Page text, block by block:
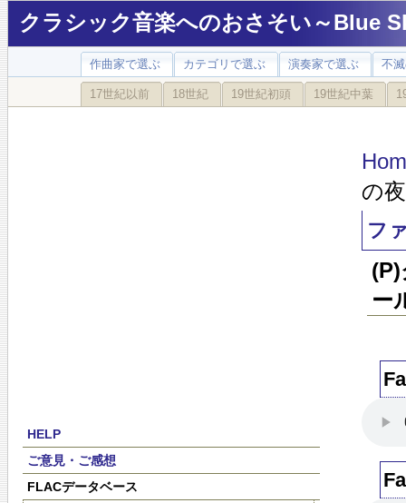
クラシック音楽へのおさそい～Blue
作曲家で選ぶ カテゴリで選ぶ 演奏家で選ぶ 不
17世紀以前 18世紀 19世紀初頭 19世紀中葉
HELP
ご意見・ご感想
FLACデータベース
の夜
フ
ー